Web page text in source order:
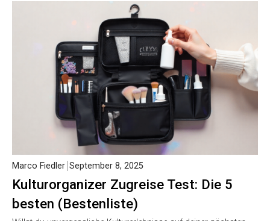
Kulturorganizer Zugreise Test: Die 5
besten (Bestenliste)
Marco Fiedler September 8, 2025